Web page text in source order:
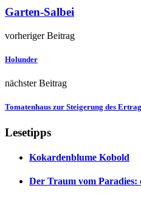
Garten-Salbei
vorheriger Beitrag
Holunder
nächster Beitrag
Tomatenhaus zur Steigerung des
Lesetipps
Kokardenblume Kobold
Der Traum vom